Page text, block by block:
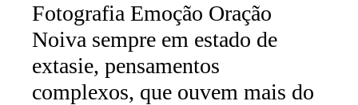
Fotografia Emoção Oração
Noiva sempre em estado de
extasie, pensamentos
complexos, que ouvem mais do